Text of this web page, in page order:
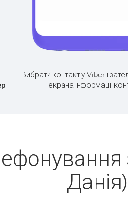
Вибрати контакт у Viber і
екрана інформації
Данія)